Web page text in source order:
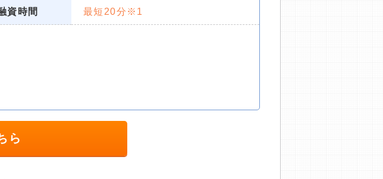
資時間 最短20分※1
ら